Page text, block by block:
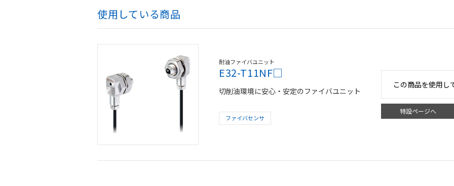
使用している商品
耐油ファイバユニット
E32-T11NF□
切削油環境に安心・安定のファイバユニット
ファイバセンサ
この商品を使用し
特設ページへ